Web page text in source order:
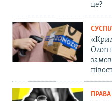
це?
Ozon